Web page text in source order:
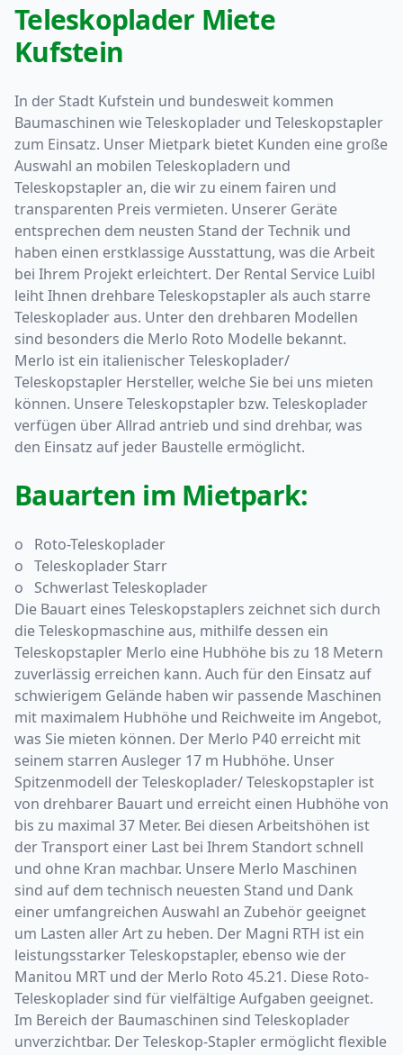
Teleskoplader Miete
Kufstein
In der Stadt Kufstein und bundesweit kommen
Baumaschinen wie Teleskoplader und Teleskopstapler
zum Einsatz. Unser Mietpark bietet Kunden eine große
Auswahl an mobilen Teleskopladern und
Teleskopstapler an, die wir zu einem fairen und
transparenten Preis vermieten. Unserer Geräte
entsprechen dem neusten Stand der Technik und
haben einen erstklassige Ausstattung, was die Arbeit
bei Ihrem Projekt erleichtert. Der Rental Service Luibl
leiht Ihnen drehbare Teleskopstapler als auch starre
Teleskoplader aus. Unter den drehbaren Modellen
sind besonders die Merlo Roto Modelle bekannt.
Merlo ist ein italienischer Teleskoplader/
Teleskopstapler Hersteller, welche Sie bei uns mieten
können. Unsere Teleskopstapler bzw. Teleskoplader
verfügen über Allrad antrieb und sind drehbar, was
den Einsatz auf jeder Baustelle ermöglicht.
Bauarten im Mietpark:
o Roto-Teleskoplader
o Teleskoplader Starr
o Schwerlast Teleskoplader
Die Bauart eines Teleskopstaplers zeichnet sich durch
die Teleskopmaschine aus, mithilfe dessen ein
Teleskopstapler Merlo eine Hubhöhe bis zu 18 Metern
zuverlässig erreichen kann. Auch für den Einsatz auf
schwierigem Gelände haben wir passende Maschinen
mit maximalem Hubhöhe und Reichweite im Angebot,
was Sie mieten können. Der Merlo P40 erreicht mit
seinem starren Ausleger 17 m Hubhöhe. Unser
Spitzenmodell der Teleskoplader/ Teleskopstapler ist
von drehbarer Bauart und erreicht einen Hubhöhe von
bis zu maximal 37 Meter. Bei diesen Arbeitshöhen ist
der Transport einer Last bei Ihrem Standort schnell
und ohne Kran machbar. Unsere Merlo Maschinen
sind auf dem technisch neuesten Stand und Dank
einer umfangreichen Auswahl an Zubehör geeignet
um Lasten aller Art zu heben. Der Magni RTH ist ein
leistungsstarker Teleskopstapler, ebenso wie der
Manitou MRT und der Merlo Roto 45.21. Diese Roto-
Teleskoplader sind für vielfältige Aufgaben geeignet.
Im Bereich der Baumaschinen sind Teleskoplader
unverzichtbar. Der Teleskop-Stapler ermöglicht flexible